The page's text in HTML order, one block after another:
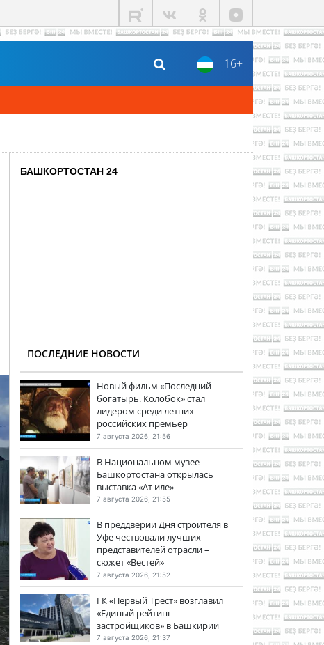
16+
БАШКОРТОСТАН 24
ПОСЛЕДНИЕ НОВОСТИ
Новый фильм «Последний
богатырь. Колобок» стал
лидером среди летних
российских премьер
7 августа 2026, 21:56
В Национальном музее
Башкортостана открылась
выставка «Ат иле»
7 августа 2026, 21:55
В преддверии Дня строителя в
Уфе чествовали лучших
представителей отрасли –
сюжет «Вестей»
7 августа 2026, 21:52
ГК «Первый Трест» возглавил
«Единый рейтинг
застройщиков» в Башкирии
7 августа 2026, 21:37